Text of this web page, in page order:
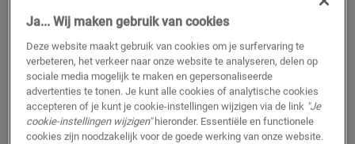
Authentieke voeg
Combineerbaar met vloerverwarming en -koeling
Verlijmde of Flex Pro-installatie
Middelgrote plank
Waterdicht
49,95€/m² Verkrijgbaar in2 varianten
Ja... Wij maken gebruik van cookies
Deze website maakt gebruik van cookies om je surfervaring te
verbeteren, het verkeer naar onze website te analyseren, delen op
sociale media mogelijk te maken en gepersonaliseerde
advertenties te tonen. Je kunt alle cookies of analytische cookies
accepteren of je kunt je cookie-instellingen wijzigen via de link "Je
cookie-instellingen wijzigen"hieronder. Essentiële en functionele
cookies zijn noodzakelijk voor de goede werking van onze website.